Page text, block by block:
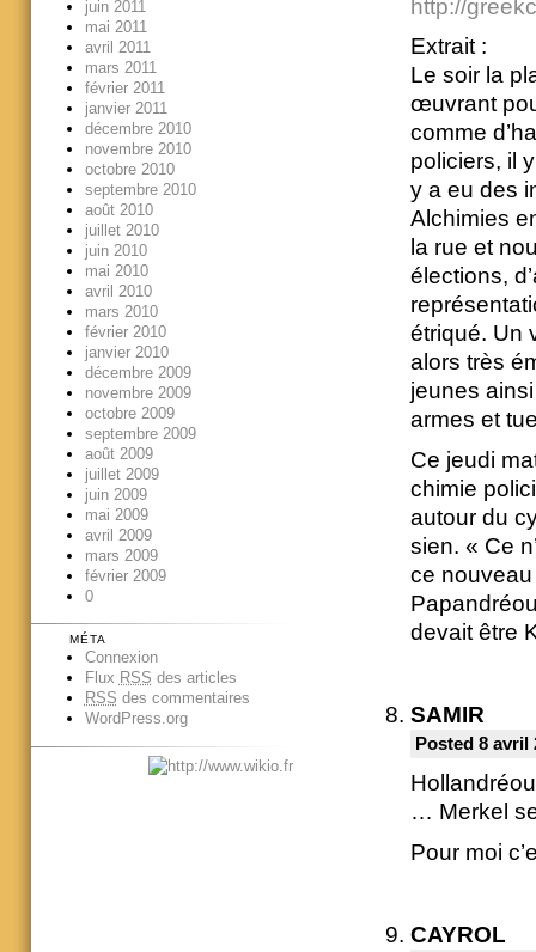
http://
Extrait :
Le soir la
œuvrant
comme
policiers, il
y a eu des
Alchimies
la rue et
élections,
étriqué. Un
alors très
jeunes
armes et
Ce jeudi
chimie
autour du
sien. « Ce
ce nouveau
devait être
SAMIR
Posted 8 avril
… Merkel
Pour moi
CAYROL
juin 2011
mai 2011
avril 2011
mars 2011
février 2011
janvier 2011
décembre 2010
novembre 2010
octobre 2010
septembre 2010
août 2010
juillet 2010
juin 2010
mai 2010
avril 2010
mars 2010
février 2010
janvier 2010
décembre 2009
novembre 2009
octobre 2009
septembre 2009
août 2009
juillet 2009
juin 2009
mai 2009
avril 2009
mars 2009
février 2009
0
MÉTA
Connexion
Flux RSS des articles
RSS des commentaires
WordPress.org